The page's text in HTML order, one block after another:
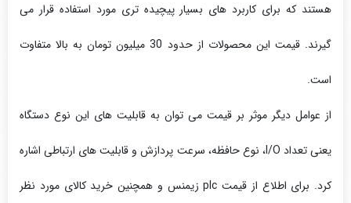
هستند که برای کاربرد های بسیار پیچیده تری مورد استفاده قرار می
گیرند. قیمت این محصولات از حدود 30 میلیون تومان به بالا متفاوت
است.
از عوامل دیگر موثر بر قیمت می توان به قابلیت های این نوع دستگاه
یعنی تعداد I/O، نوع حافظه، سرعت پردازش و قابلیت های ارتباطی اشاره
کرد. برای اطلاع از قیمت plc زیمنس و همچنین خرید کالای مورد نظر